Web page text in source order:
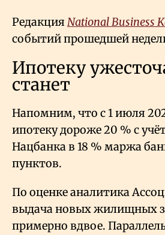
Редакция National Business
событий прошедшей
Ипотеку
станет
Напомним, что с 1 июля
ипотеку дороже 20 % с
Нацбанка в 18 % маржа
пунктов.
По оценке аналитика
выдача новых жилищных
примерно вдвое.